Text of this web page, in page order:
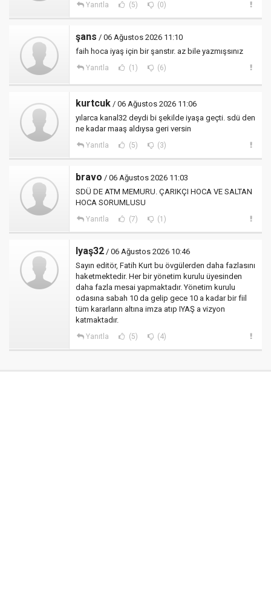
Yanıtla (5) (0)
şans / 06 Ağustos 2026 11:10
faih hoca iyaş için bir şanstır. az bile yazmışsınız
Yanıtla (1) (6)
kurtcuk / 06 Ağustos 2026 11:06
yılarca kanal32 deydi bi şekilde iyaşa geçti. sdü den
ne kadar maaş aldıysa geri versin
Yanıtla (5) (3)
bravo / 06 Ağustos 2026 11:03
SDÜ DE ATM MEMURU. ÇARIKÇI HOCA VE SALTAN
HOCA SORUMLUSU
Yanıtla (7) (1)
Iyaş32 / 06 Ağustos 2026 10:46
Sayın editör, Fatih Kurt bu övgülerden daha fazlasını
haketmektedir. Her bir yönetim kurulu üyesinden
daha fazla mesai yapmaktadır. Yönetim kurulu
odasına sabah 10 da gelip gece 10 a kadar bir fiil
tüm kararların altına imza atıp IYAŞ a vizyon
katmaktadır.
Yanıtla (5) (4)